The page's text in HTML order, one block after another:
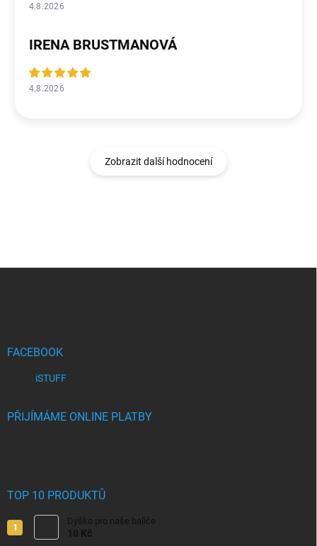
4.8.2026
IRENA BRUSTMANOVÁ
4.8.2026
Zobrazit další hodnocení
FACEBOOK
iSTUFF
PŘIJÍMÁME ONLINE PLATBY
TOP 10 PRODUKTŮ
Dýško pro naše baliče
10 Kč